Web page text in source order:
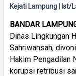
Kejati Lampung | Ist/
BANDAR
Dinas Lingkungan
Sahriwansah,
Hakim Pengadilan
korupsi retribusi